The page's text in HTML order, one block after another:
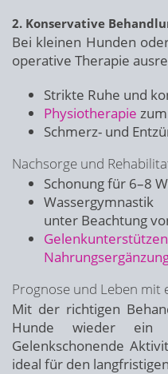
2. Konservative
Bei kleinen Hunden
operative Therapie
Strikte Ruhe und
Physiotherapie
Schmerz- und
Nachsorge und
Schonung für 6–8
unter Beachtung
Prognose und Leben mit
Mit der richtigen
Hunde wieder ein
Gelenkschonende
ideal für den